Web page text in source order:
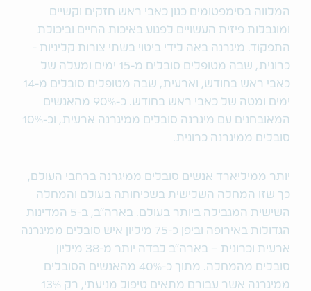
המלווה בסימפטומים כגון כאבי ראש חזקים וקשיים
ומוגבלות פיזית העשויים לפגוע באיכות החיים וביכולת
התפקוד. מיגרנה באה לידי ביטוי בשתי צורות קליניות -
כרונית, שבה מטופלים סובלים מ-15 ימים ומעלה של
כאבי ראש בחודש, וארעית, שבה מטופלים סובלים מ-14
ימים ומטה של כאבי ראש בחודש. כ-90% מהאנשים
המאובחנים עם מיגרנה סובלים ממיגרנה ארעית, וכ-10%
סובלים ממיגרנה כרונית.
יותר ממיליארד אנשים סובלים ממיגרנה ברחבי העולם,
כך שזו המחלה השלישית בשכיחותה בעולם והמחלה
השישית המגבילה ביותר בעולם. בארה"ב, ב-5 המדינות
הגדולות באירופה וביפן כ-75 מיליון איש סובלים ממיגרנה
ארעית וכרונית – בארה"ב לבדה יותר מ-38 מיליון
סובלים מהמחלה. מתוך כ-40% מהאנשים הסובלים
ממיגרנה אשר עבורם מתאים טיפול מניעתי, רק 13%